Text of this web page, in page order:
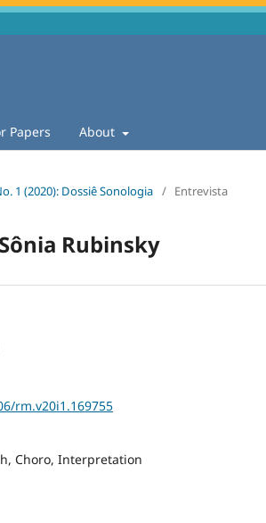
Papers About
1 (2020): Dossiê Sonologia / Entrevista
Rubinsky
rm.v20i1.169755
Choro, Interpretation